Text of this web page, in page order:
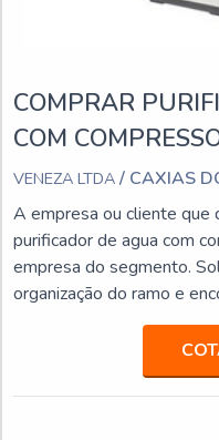
COMPRAR
COM
VENEZA LTDA / CAXIAS
A empresa ou cliente que
purificador de agua com
empresa do segmento.
organização do ramo e
competente do
purificador de agua com
especializados da
com comprometimento